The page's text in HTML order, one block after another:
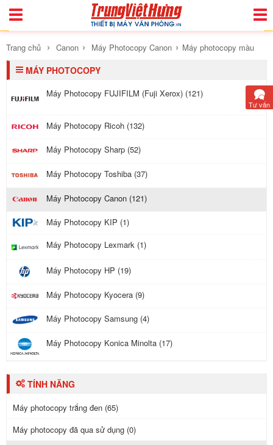
Toggle
Trang chủ › Canon › Máy Photocopy Canon › Máy photocopy màu
MÁY PHOTOCOPY
Máy Photocopy FUJIFILM (Fuji Xerox) (121)
Máy Photocopy Ricoh (132)
Máy Photocopy Sharp (52)
Máy Photocopy Toshiba (37)
Máy Photocopy Canon (121)
Máy Photocopy KIP (1)
Máy Photocopy Lexmark (1)
Máy Photocopy HP (19)
Máy Photocopy Kyocera (9)
Máy Photocopy Samsung (4)
Máy Photocopy Konica Minolta (17)
TÍNH NĂNG
Máy photocopy trắng đen (65)
Máy photocopy đã qua sử dụng (0)
Tư vấn